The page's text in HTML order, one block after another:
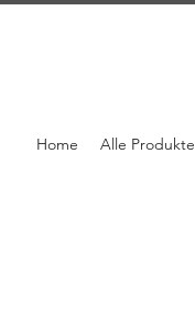
Home Alle Produkte